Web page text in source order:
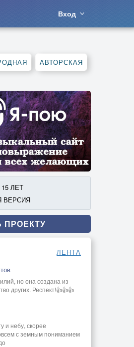
Вход
АВТОРСКАЯ
ЛЕТ
ВЕРСИЯ
ЛЕНТА
но она создана из
других. Респект!👍👍👍
и небу, скорее
с земным пониманием